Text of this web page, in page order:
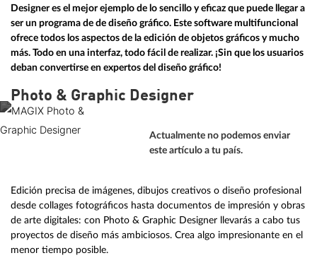
Designer es el mejor ejemplo de lo sencillo y eficaz que puede llegar a
ser un programa de de diseño gráfico. Este software multifuncional
ofrece todos los aspectos de la edición de objetos gráficos y mucho
más. Todo en una interfaz, todo fácil de realizar. ¡Sin que los usuarios
deban convertirse en expertos del diseño gráfico!
Photo & Graphic Designer
Actualmente no podemos enviar
este artículo a tu país.
Edición precisa de imágenes, dibujos creativos o diseño profesional
desde collages fotográficos hasta documentos de impresión y obras
de arte digitales: con Photo & Graphic Designer llevarás a cabo tus
proyectos de diseño más ambiciosos. Crea algo impresionante en el
menor tiempo posible.